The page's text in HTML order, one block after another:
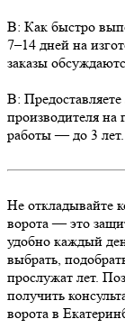
В: Как быстро
7–14 дней на
заказы
В:
производителя на
работы — до 3 лет.
Не откладывайте
ворота — это
удобно каждый
выбрать
прослужат лет.
получить
ворота в